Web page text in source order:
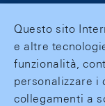
Questo sito
e altre
funzionalità,
personalizzare i
collegamenti a